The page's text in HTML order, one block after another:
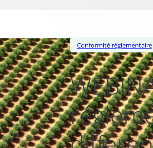
Conformité réglementaire